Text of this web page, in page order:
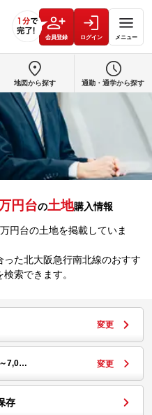
会員登録 ログイン メニュー
円台の土地購入情報
円台の土地を掲載していま
た北大阪急行南北線のおすす
索できます。
変更
7,0… 変更
存
地図から探す 通勤・通学から探す